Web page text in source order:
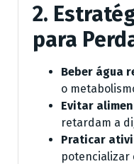
2.
para
Beber água
o
Evitar
retardam a
Praticar
potencializar